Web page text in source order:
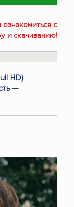
с
и скачиванию!
HD)
—